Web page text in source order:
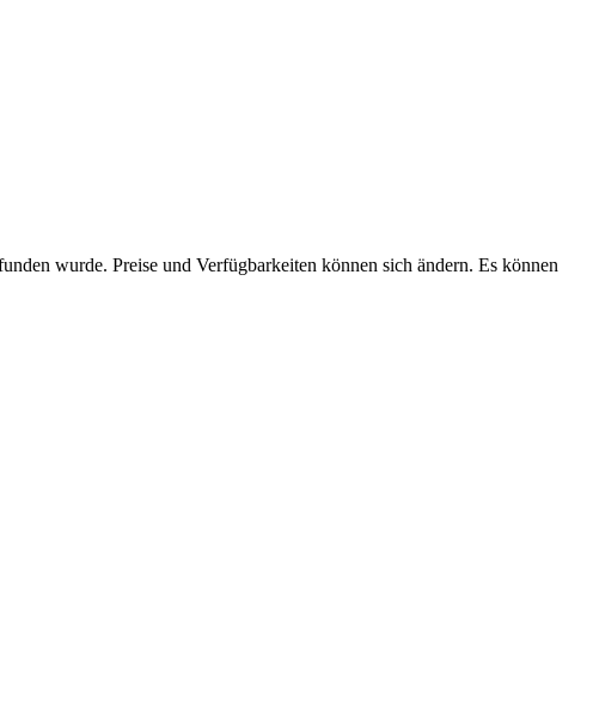
wurde. Preise und Verfügbarkeiten können sich ändern. Es können